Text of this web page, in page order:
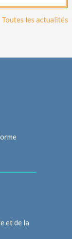
Toutes les actualités
et de la